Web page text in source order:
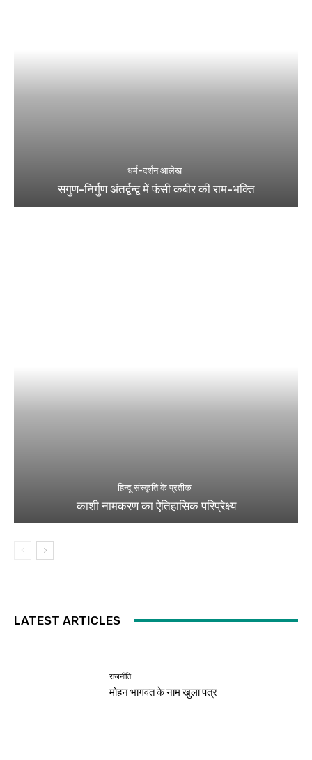
धर्म-दर्शन आलेख
सगुण-निर्गुण अंतर्द्वन्द्व में फंसी कबीर की राम-भक्ति
हिन्दू संस्कृति के प्रतीक
काशी नामकरण का ऐतिहासिक परिप्रेक्ष्य
LATEST ARTICLES
राजनीति
मोहन भागवत के नाम खुला पत्र